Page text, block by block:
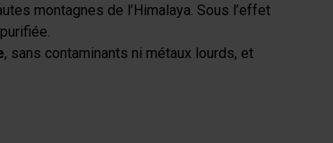
montagnes de l’Himalaya. Sous l’effet
, sans contaminants ni métaux lourds, et